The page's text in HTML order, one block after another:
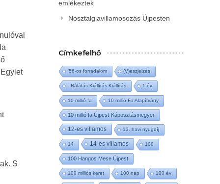
S
emlékeztek
Nosztalgiavillamosozás Újpesten
Címkefelhő
'56-os forradalom (V)észjelzés
- Rálátás Kiállítás Kiállítás 1 év
10 millió fa 10 millió Fa Alapítvány
10 millió fa Újpest-Káposztásmegyer
12-es villamos 13. havi nyugdíj
14 14-es villamos 100
100 Hangos Mese Újpest
100 milliós keret 100 nap 100 év